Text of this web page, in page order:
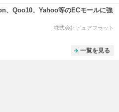
、Qoo10、Yahoo等のECモールに強
株式会社ピュアフラット
一覧を見る